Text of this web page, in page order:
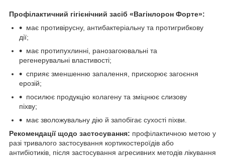
Профілактичний гігієнічний засіб «Вагінлорон Форте»:
має противірусну, антибактеріальну та протигрибкову
дії;
має протипухлинні, ранозагоювальні та
регенерувальні властивості;
сприяє зменшенню запалення, прискорює загоєння
ерозій;
посилює продукцію колагену та зміцнює слизову
піхву;
має зволожувальну дію й запобігає сухості піхви.
Рекомендації щодо застосування: профілактичною метою у
разі тривалого застосування кортикостероїдів або
антибіотиків, після застосування агресивних методів лікування